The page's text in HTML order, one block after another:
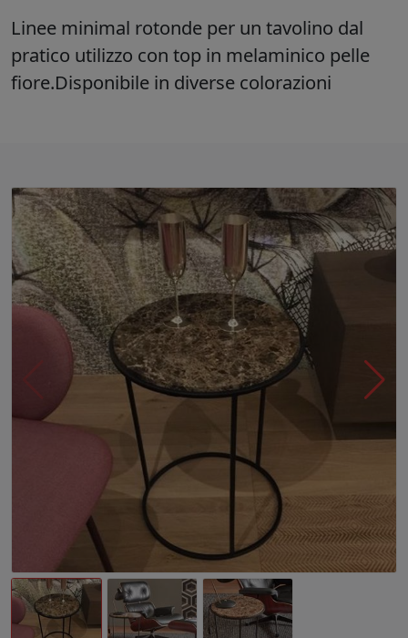
Linee minimal rotonde per un tavolino dal
pratico utilizzo con top in melaminico pelle
fiore.Disponibile in diverse colorazioni